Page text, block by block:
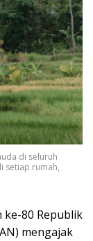
di seluruh
setiap rumah,
80 Republik
mengajak